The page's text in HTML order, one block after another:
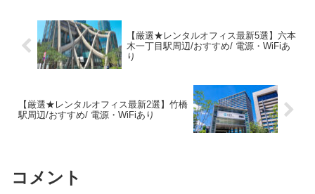
【厳選★レンタルオフィス最新5選】六本
木一丁目駅周辺/おすすめ/ 電源・WiFiあ
り
【厳選★レンタルオフィス最新2選】竹橋
駅周辺/おすすめ/ 電源・WiFiあり
コメント